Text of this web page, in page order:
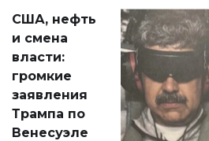
актуальных тем —
от слухов о
политических
реформах до
вопросов армии,
экономики и
личного здоровья.
США, нефть
и смена
власти:
громкие
заявления
Трампа по
Венесуэле